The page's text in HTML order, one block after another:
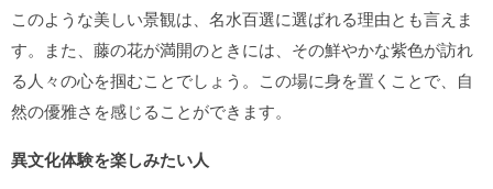
このような美しい景観は、名水百選に選ばれる理由とも言えま
す。また、藤の花が満開のときには、その鮮やかな紫色が訪れ
る人々の心を掴むことでしょう。この場に身を置くことで、自
然の優雅さを感じることができます。
異文化体験を楽しみたい人